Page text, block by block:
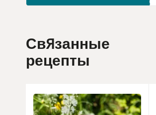
Связанные
рецепты